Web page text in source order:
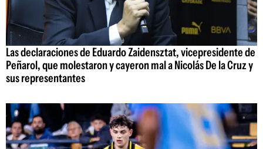
Las declaraciones de Eduardo Zaidensztat, vicepresidente de
Peñarol, que molestaron y cayeron mal a Nicolás De la Cruz y
sus representantes